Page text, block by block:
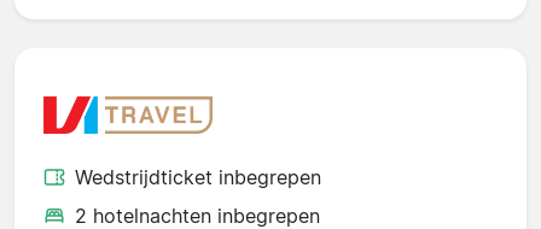
Wedstrijdticket inbegrepen
2 hotelnachten inbegrepen